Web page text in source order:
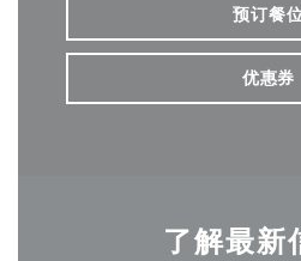
预订餐
优惠券
了解最新